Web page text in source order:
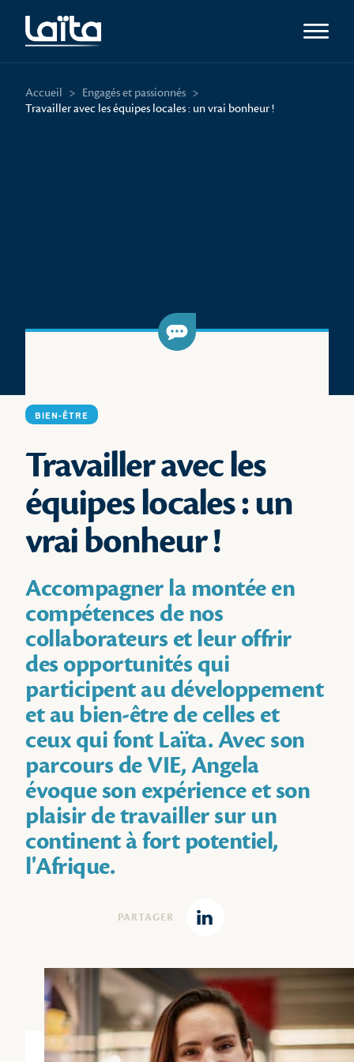
Ouvrir
Accueil > Engagés et passionnés >
Travailler avec les équipes locales : un vrai bonheur !
BIEN-ÊTRE
Travailler avec les
équipes locales : un
vrai bonheur !
Accompagner la montée en
compétences de nos
collaborateurs et leur offrir
des opportunités qui
participent au développement
et au bien-être de celles et
ceux qui font Laïta. Avec son
parcours de VIE, Angela
évoque son expérience et son
plaisir de travailler sur un
continent à fort potentiel,
l'Afrique.
PARTAGER
Linkedin